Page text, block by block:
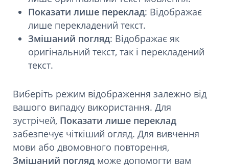
Показати лише переклад: Відображає
лише перекладений текст.
Змішаний погляд: Відображає як
оригінальний текст, так і перекладений
текст.
Виберіть режим відображення залежно від
вашого випадку використання. Для
зустрічей, Показати лише переклад
забезпечує чіткіший огляд. Для вивчення
мови або двомовного повторення,
Змішаний погляд може допомогти вам